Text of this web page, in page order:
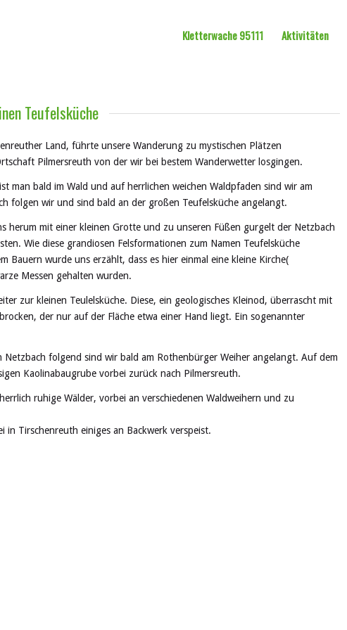
Kletterwache 95111 Aktivitäten
Teufelsküche
Land, führte unsere Wanderung zu mystischen Plätzen
Pilmersreuth von der wir bei bestem Wanderwetter losgingen.
man bald im Wald und auf herrlichen weichen Waldpfaden sind wir am
folgen wir und sind bald an der großen Teufelsküche angelangt.
herum mit einer kleinen Grotte und zu unseren Füßen gurgelt der Netzbach
Wie diese grandiosen Felsformationen zum Namen Teufelsküche
Bauern wurde uns erzählt, dass es hier einmal eine kleine Kirche(
Messen gehalten wurden.
zur kleinen Teulelsküche. Diese, ein geologisches Kleinod, überrascht mit
der nur auf der Fläche etwa einer Hand liegt. Ein sogenannter
Netzbach folgend sind wir bald am Rothenbürger Weiher angelangt. Auf dem
Kaolinabaugrube vorbei zurück nach Pilmersreuth.
ruhige Wälder, vorbei an verschiedenen Waldweihern und zu
Tirschenreuth einiges an Backwerk verspeist.